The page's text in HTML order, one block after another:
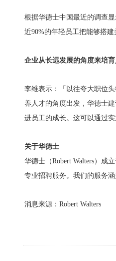
根据华德士中国最近的调查
近90%的年轻员工把能够搭
企业从长远发展的角度来培
李维表示：「以往夸大职位
养人才的角度出发，华德士
进员工的成长。这可以通过
关于华德士
华德士（Robert Walters）成
专业招聘服务。我们的服务
消息来源：Robert Walters